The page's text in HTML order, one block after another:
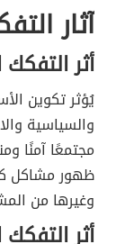
آثار
أثر
يُؤثر تكوين
والسياسية
مجتمعًا آمنًا
ظهور مشاكل
وغيرها من
أثر